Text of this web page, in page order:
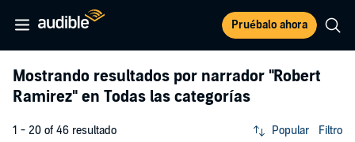
Pruébalo ahora
Mostrando resultados por narrador "Robert
Ramirez" en Todas las categorías
1 - 20 of 46 resultado Popular Filtro